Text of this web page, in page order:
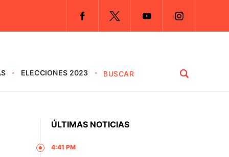
ELECCIONES 2023
ÚLTIMAS NOTICIAS
4:41 PM